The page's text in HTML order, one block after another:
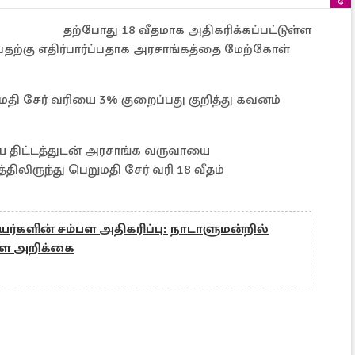
தற்போது 18 வீதமாக அதிகரிக்கப்பட்டுள்ள
எதிர்பார்ப்பதாக அரசாங்கத்தை மேற்கோள்
வரியை 3% குறைப்பது குறித்து கவனம்
திட்டத்துடன் அரசாங்க வருவாயை
பெறுமதி சேர் வரி 18 வீதம்
சம்பள அதிகரிப்பு: நாடாளுமன்றில்
அறிக்கை